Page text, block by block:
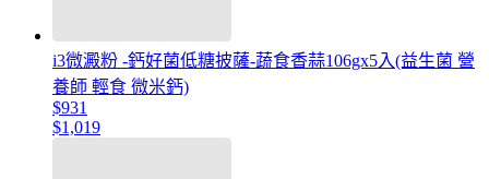
i3微澱粉 -鈣好菌低糖披薩-蔬食香蒜106gx5入(益生菌 營
養師 輕食 微米鈣)
$931
$1,019